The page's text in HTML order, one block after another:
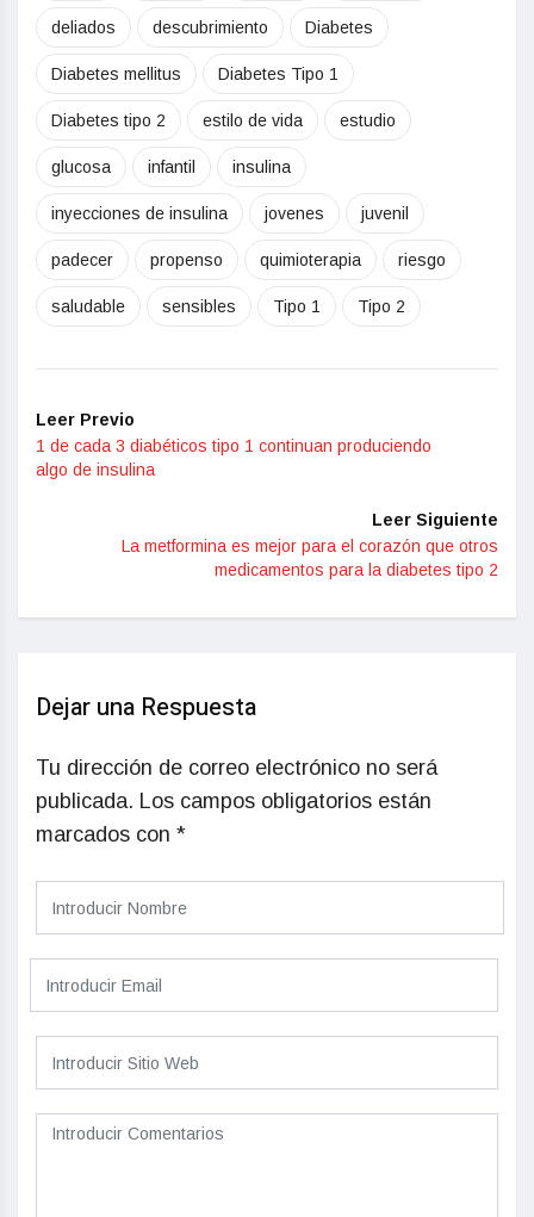
deliados descubrimiento Diabetes
Diabetes mellitus Diabetes Tipo 1
Diabetes tipo 2 estilo de vida estudio
glucosa infantil insulina
inyecciones de insulina jovenes juvenil
padecer propenso quimioterapia riesgo
saludable sensibles Tipo 1 Tipo 2
Leer Previo
1 de cada 3 diabéticos tipo 1 continuan produciendo
algo de insulina
Leer Siguiente
La metformina es mejor para el corazón que otros
medicamentos para la diabetes tipo 2
Dejar una Respuesta
Tu dirección de correo electrónico no será
publicada. Los campos obligatorios están
marcados con *